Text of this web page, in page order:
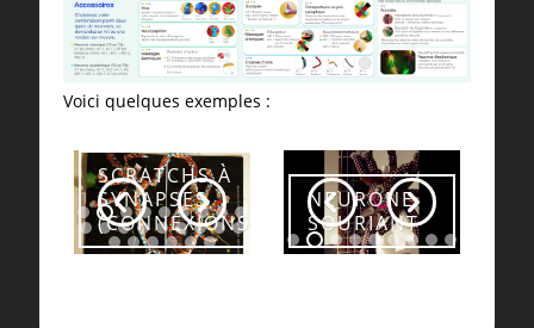
Voici quelques exemples :
SCRATCHS À
SYNAPSES
(CONNEXIONS)
NEURONE
SOURIANT